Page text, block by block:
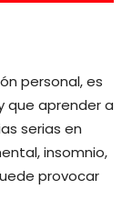
personal, es
que aprender a
serias en
insomnio,
provocar